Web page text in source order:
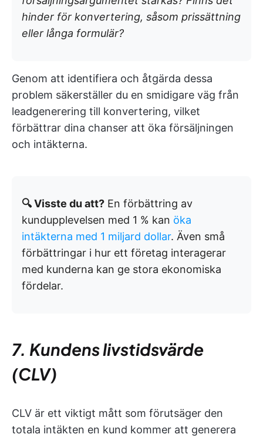
hinder för konvertering, såsom prissättning
eller långa formulär?
Genom att identifiera och åtgärda dessa
problem säkerställer du en smidigare väg från
leadgenerering till konvertering, vilket
förbättrar dina chanser att öka försäljningen
och intäkterna.
🔍 Visste du att? En förbättring av
kundupplevelsen med 1 % kan öka
intäkterna med 1 miljard dollar. Även små
förbättringar i hur ett företag interagerar
med kunderna kan ge stora ekonomiska
fördelar.
7. Kundens livstidsvärde
(CLV)
CLV är ett viktigt mått som förutsäger den
totala intäkten en kund kommer att generera